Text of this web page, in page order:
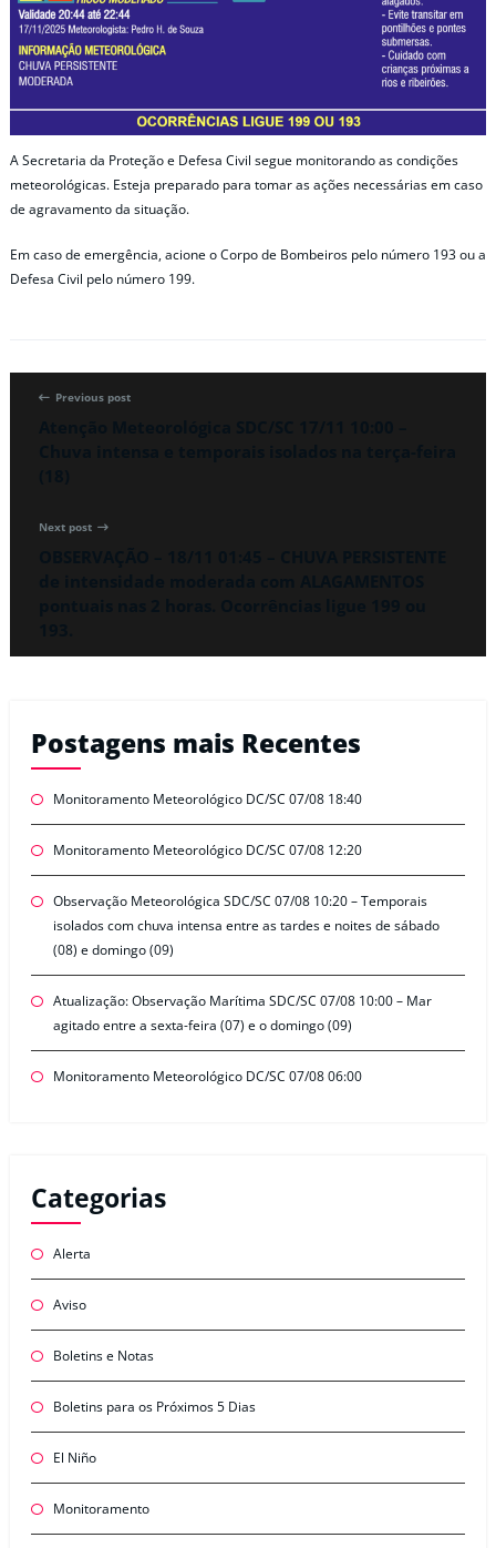
A Secretaria da Proteção e Defesa Civil segue monitorando as condições
meteorológicas. Esteja preparado para tomar as ações necessárias em caso
de agravamento da situação.
Em caso de emergência, acione o Corpo de Bombeiros pelo número 193 ou a
Defesa Civil pelo número 199.
Previous post
Next post
Postagens mais Recentes
Monitoramento Meteorológico DC/SC 07/08 18:40
Monitoramento Meteorológico DC/SC 07/08 12:20
Observação Meteorológica SDC/SC 07/08 10:20 – Temporais
isolados com chuva intensa entre as tardes e noites de sábado
(08) e domingo (09)
Atualização: Observação Marítima SDC/SC 07/08 10:00 – Mar
agitado entre a sexta-feira (07) e o domingo (09)
Monitoramento Meteorológico DC/SC 07/08 06:00
Categorias
Alerta
Aviso
Boletins e Notas
Boletins para os Próximos 5 Dias
El Niño
Monitoramento